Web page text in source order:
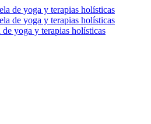
yoga y terapias holísticas